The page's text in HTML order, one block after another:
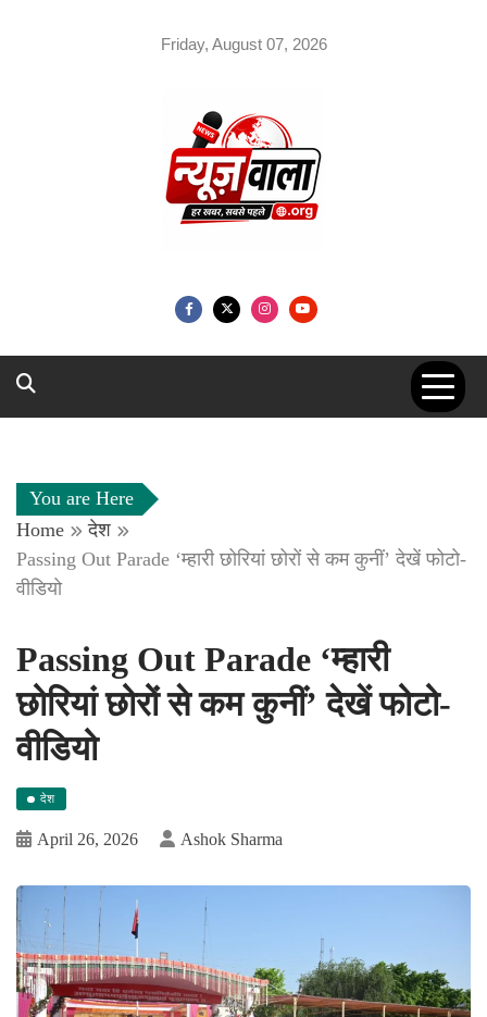
Friday, August 07, 2026
You are Here
Home
देश
Passing Out Parade ‘म्हारी छोरियां छोरों से कम कुनीं’ देखें फोटो-
वीडियो
Passing Out Parade ‘म्हारी
छोरियां छोरों से कम कुनीं’ देखें फोटो-
वीडियो
देश
April 26, 2026 Ashok Sharma